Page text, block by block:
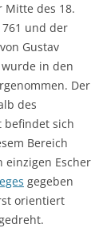
Mitte des 18.
und der
Gustav
in den
Der
des
befindet sich
Bereich
einzigen Escher
gegeben
orientiert